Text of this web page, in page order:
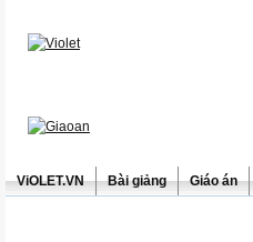
ViOLET.VN Bài giảng Giáo án